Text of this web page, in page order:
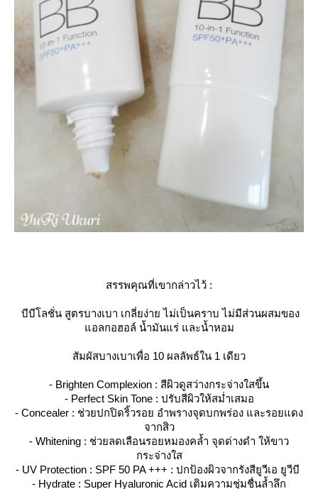
สรรพคุณที่เขากล่าวไว้ :
บีบีโลชั่น สูตรบางเบา เกลี่ยง่าย ไม่เป็นคราบ ไม่มีส่วนผสมของ
อลกอฮอล์ น้ำมันแร่ และน้ำหอม
สัมผัสบางเบาเพื่อ 10 ผลลัพธ์ใน 1 เดียว
- Brighten Complexion : สีผิวดูสว่างกระจ่างใสขึ้น
- Perfect Skin Tone : ปรับสีผิวให้สม่ำเสมอ
- Concealer : ช่วยปกปิดริ้วรอย อำพรางจุดบกพร่อง และรอยแดง
จากสิว
- Whitening : ช่วยลดเลือนรอยหมองคล้ำ จุดด่างดำ ให้ขาว
กระจ่างใส
- UV Protection : SPF 50 PA +++ : ปกป้องผิวจากรังสียูวีเอ ยูวีบี
- Hydrate : Super Hyaluronic Acid เติมความชุ่มชื่นล้ำลึก